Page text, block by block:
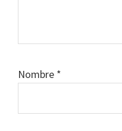
Nombre *